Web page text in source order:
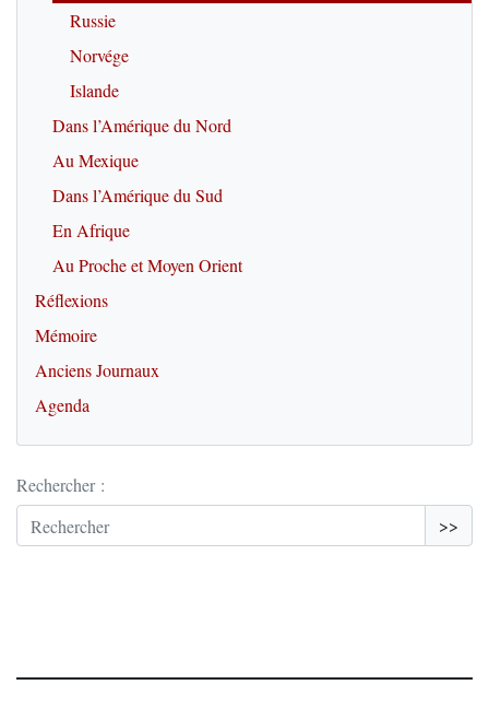
Russie
Norvége
Islande
Dans l’Amérique du Nord
Au Mexique
Dans l’Amérique du Sud
En Afrique
Au Proche et Moyen Orient
Réflexions
Mémoire
Anciens Journaux
Agenda
Rechercher :
>>